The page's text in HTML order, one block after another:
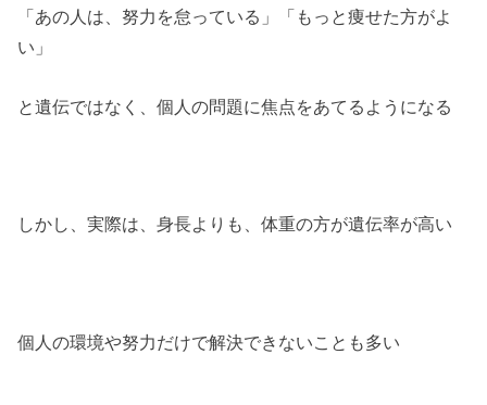
「あの人は、努力を怠っている」「もっと痩せた方がよ
い」
と遺伝ではなく、個人の問題に焦点をあてるようになる
しかし、実際は、身長よりも、体重の方が遺伝率が高い
個人の環境や努力だけで解決できないことも多い